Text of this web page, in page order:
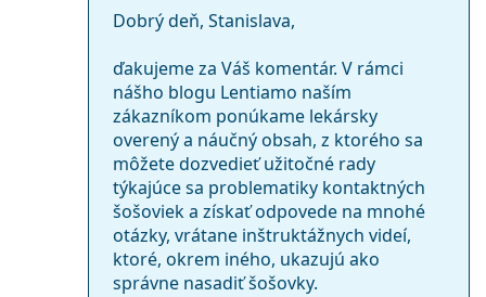
Dobrý deň, Stanislava,
ďakujeme za Váš komentár. V rámci
nášho blogu Lentiamo naším
zákazníkom ponúkame lekársky
overený a náučný obsah, z ktorého sa
môžete dozvedieť užitočné rady
týkajúce sa problematiky kontaktných
šošoviek a získať odpovede na mnohé
otázky, vrátane inštruktážnych videí,
ktoré, okrem iného, ukazujú ako
správne nasadiť šošovky.